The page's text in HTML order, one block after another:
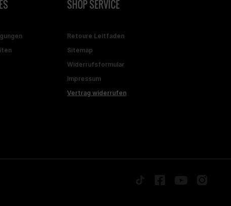
SHOP SERVICE
Retoure Leitfaden
Sitemap
Widerrufsformular
Impressum
Vertrag widerrufen